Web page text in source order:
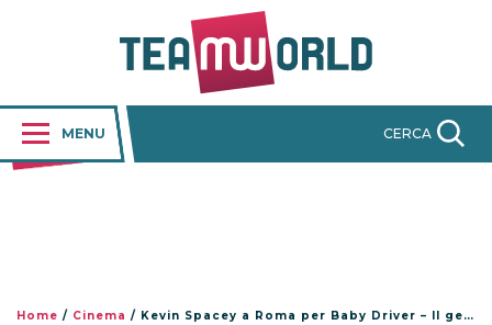
MENU CERCA
Home / Cinema / Kevin Spacey a Roma per Baby Driver – Il genio della fuga: VIDEO